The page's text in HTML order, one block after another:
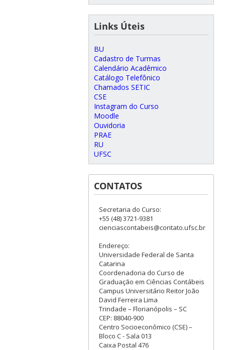
Links Úteis
BU
Cadastro de Turmas
Calendário Acadêmico
Catálogo Telefônico
Chamados SETIC
CSE
Instagram do Curso
Moodle
Ouvidoria
PRAE
RU
UFSC
CONTATOS
Secretaria do Curso:
+55 (48) 3721-9381
cienciascontabeis@contato.ufsc.br
Endereço:
Universidade Federal de Santa
Catarina
Coordenadoria do Curso de
Graduação em Ciências Contábeis
Campus Universitário Reitor João
David Ferreira Lima
Trindade – Florianópolis – SC
CEP: 88040-900
Centro Socioeconômico (CSE) –
Bloco C - Sala 013
Caixa Postal 476